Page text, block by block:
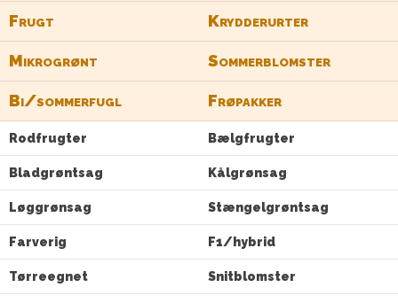
Frugt Krydderurter
Mikrogrønt Sommerblomster
Bi/sommerfugl Frøpakker
Rodfrugter Bælgfrugter
Bladgrøntsag Kålgrønsag
Løggrønsag Stængelgrøntsag
Farverig F1/hybrid
Tørreegnet Snitblomster